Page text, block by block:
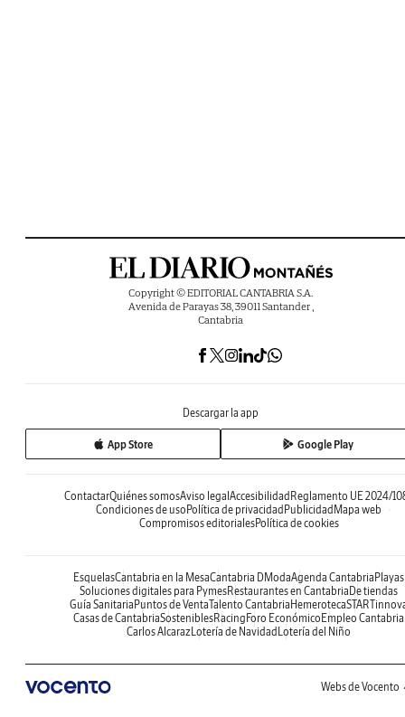
Copyright © EDITORIAL CANTABRIA S.A.
Avenida de Parayas 38, 39011 Santander ,
Cantabria
Descargar la app
App Store Google Play
ContactarQuiénes somosAviso legal Accesibilidad Reglamento UE 2024/
Condiciones de uso Política de privacidad Publicidad Mapa web
Compromisos editorialesPolítica de cookies
EsquelasCantabria en la MesaCantabria DModaAgenda Cantabria Playas
Soluciones digitales para PymesRestaurantes en Cantabria De tiendas
Guía Sanitaria Puntos de VentaTalento Cantabria Hemeroteca
Casas de CantabriaSosteniblesRacing Foro Económico Empleo Cantabria
Carlos AlcarazLotería de Navidad Lotería del Niño
Webs de Vocento